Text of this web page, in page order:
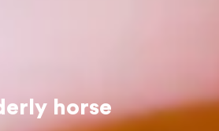
horse